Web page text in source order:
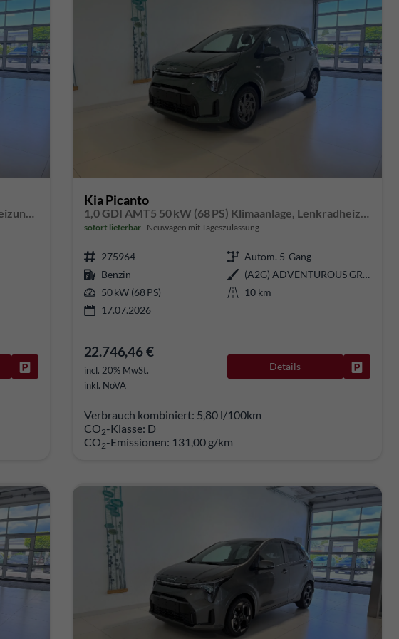
1,0 GDI M5 50 kW (68 PS) Klimaanlage, Lenkradheizung, Sitzheizung, Navigationssystem, Bluetooth, Android Auto, Apple CarPlay, Radio, DAB, Freisprecheinrichtung, Tempomat, 14 Zoll Leichtmetallfelgen, uvm.
Fahrzeug parken
Kia Picanto
1,0 GDI AMT5 50 kW (68 PS) Klimaanlage, Lenkradheizung, Sitzheizung, Navigationssystem, Bluetooth, Android Auto, Apple CarPlay, Radio, DAB, Freisprecheinrichtung, Tempomat, 14 Zoll Leichtmetallfelgen, uvm.
sofort lieferbar Neuwagen mit Tageszulassung
275964
Autom. 5-Gang
Benzin
(A2G) ADVENTUROUS GREEN
50 kW (68 PS)
10 km
17.07.2026
22.746,46 €
incl. 20% MwSt.
inkl. NoVA
Details
Verbrauch kombiniert: 5,80 l/100km
CO2-Klasse: D
CO2-Emissionen: 131,00 g/km